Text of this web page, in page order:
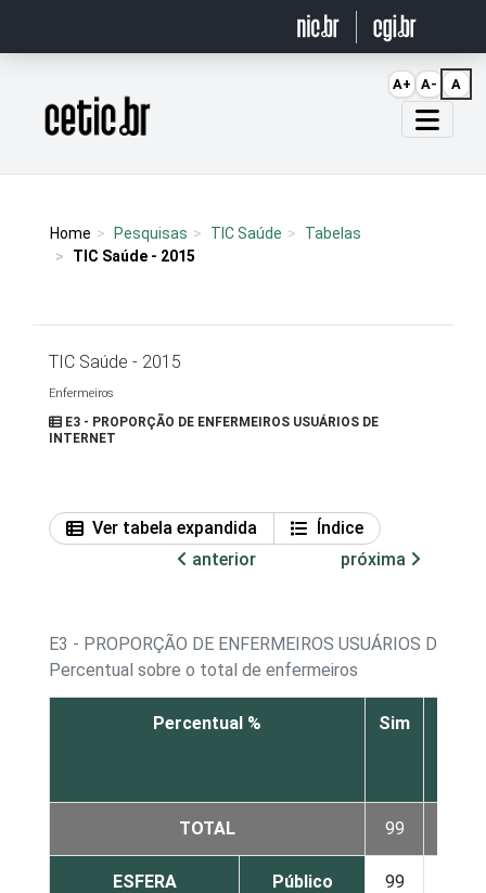
Página inicial
Home Pesquisas TIC Saúde
Tabelas
TIC Saúde - 2015
TIC Saúde - 2015
Enfermeiros
E3 - PROPORÇÃO DE ENFERMEIROS USUÁRIOS DE
INTERNET
Ver tabela expandida
Índice
anterior
próxima
E3 - PROPORÇÃO DE ENFERMEIROS USUÁRIOS DE
Percentual sobre o total de enfermeiros
Percentual % Sim
TOTAL 99
ESFERA
Público 99
A+ A- A